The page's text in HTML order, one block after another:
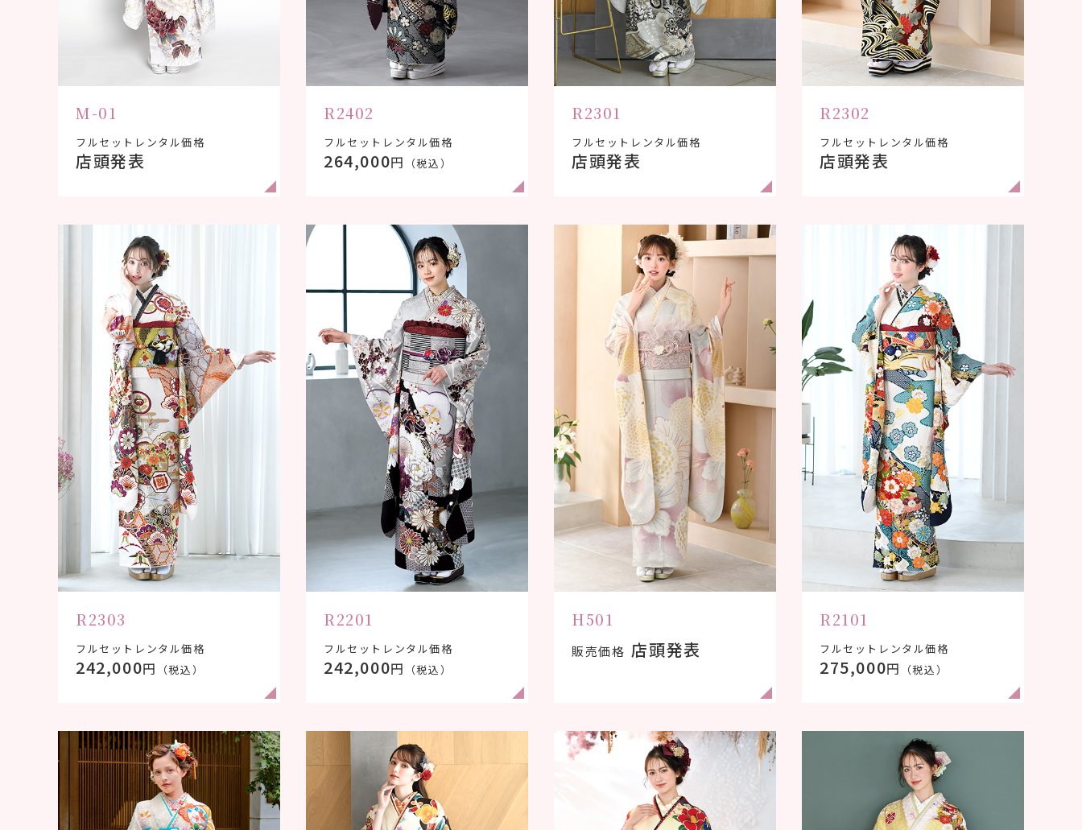
M-01
フルセットレンタル価格
店頭発表
R2402
フルセットレンタル価格
264,000円 （税込）
R2301
フルセットレンタル価格
店頭発表
R2302
フルセットレンタル価格
店頭発表
R2303
フルセットレンタル価格
242,000円 （税込）
R2201
フルセットレンタル価格
242,000円 （税込）
H501
販売価格 店頭発表
R2101
フルセットレンタル価格
275,000円 （税込）